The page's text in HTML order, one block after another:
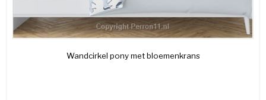
Wandcirkel pony met bloemenkrans